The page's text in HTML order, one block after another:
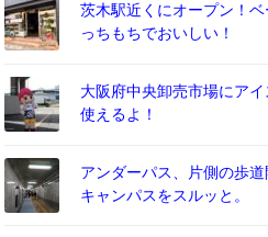
茨木駅近くにオープン！
っちもちでおいしい！
大阪府中央卸売市場にア
使えるよ！
アンダーパス、片側の歩
キャンパスをスルッと。